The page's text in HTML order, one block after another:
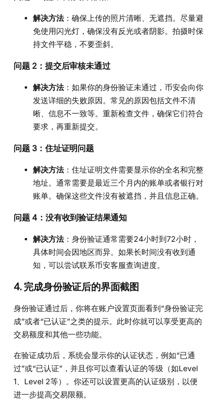
解决方法：确保上传的照片清晰、无遮挡。尽量避
免使用闪光灯，确保没有反光或者阴影。拍摄时保
持文件平稳，不要歪斜。
问题 2：提交后审核未通过
解决方法：如果你的身份验证未通过，币安会向你
发送详细的失败原因。常见的原因包括文件不清
晰、信息不一致等。重新检查文件，确保它们符合
要求，再重新提交。
问题 3：住址证明问题
解决方法：住址证明文件需要显示你的全名和完整
地址。通常需要是最近三个月内的账单或者银行对
账单。确保这些文件没有被遮挡，并且信息正确。
问题 4：没有收到验证结果通知
解决方法：身份验证通常需要24小时到72小时，
具体时间会因地区而异。如果长时间没有收到通
知，可以尝试联系币安客服查询进度。
4. 完成身份验证后的界面截图
身份验证通过后，你将在账户设置页面看到“身份验证完
成”或者“已认证”之类的提示。此时你就可以享受更高的
交易额度和其他一些功能。
在验证成功后，系统会显示你的认证状态，例如“已通
过”或“已认证”，并且你可以查看认证的等级（如Level
1、Level 2等）。你还可以设置更高的认证级别，以便
进一步提高交易限额。